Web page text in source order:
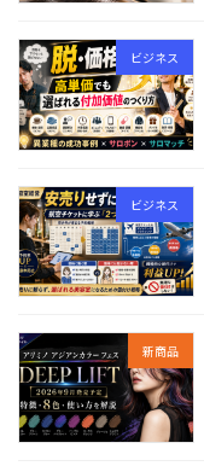
ビジネス
ビジネス
新商品